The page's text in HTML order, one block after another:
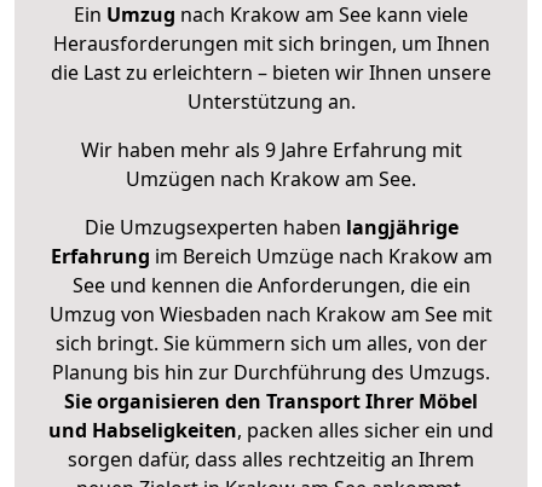
Ein Umzug nach Krakow am See kann viele
Herausforderungen mit sich bringen, um Ihnen
die Last zu erleichtern – bieten wir Ihnen unsere
Unterstützung an.
Wir haben mehr als 9 Jahre Erfahrung mit
Umzügen nach Krakow am See.
Die Umzugsexperten haben langjährige
Erfahrung im Bereich Umzüge nach Krakow am
See und kennen die Anforderungen, die ein
Umzug von Wiesbaden nach Krakow am See mit
sich bringt. Sie kümmern sich um alles, von der
Planung bis hin zur Durchführung des Umzugs.
Sie organisieren den Transport Ihrer Möbel
und Habseligkeiten, packen alles sicher ein und
sorgen dafür, dass alles rechtzeitig an Ihrem